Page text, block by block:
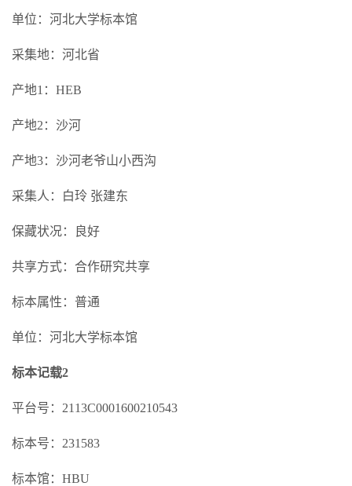
单位：河北大学标本馆
采集地：河北省
产地1：HEB
产地2：沙河
产地3：沙河老爷山小西沟
采集人：白玲 张建东
保藏状况：良好
共享方式：合作研究共享
标本属性：普通
单位：河北大学标本馆
标本记载2
平台号：2113C0001600210543
标本号：231583
标本馆：HBU